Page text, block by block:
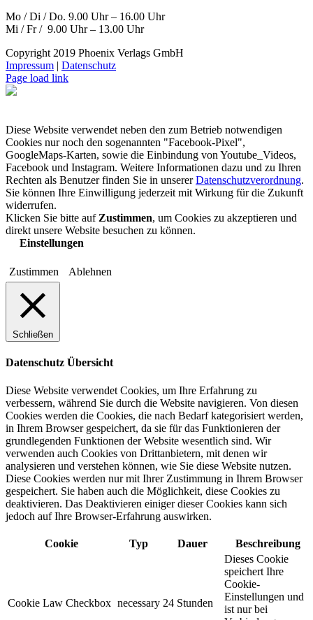
Mo / Di / Do. 9.00 Uhr – 16.00 Uhr
Mi / Fr / 9.00 Uhr – 13.00 Uhr
Copyright 2019 Phoenix Verlags GmbH
Impressum | Datenschutz
Page load link
Diese Website verwendet neben den zum Betrieb notwendigen
Cookies nur noch den sogenannten "Facebook-Pixel",
GoogleMaps-Karten, sowie die Einbindung von Youtube_Videos,
Facebook und Instagram. Weitere Informationen dazu und zu Ihren
Rechten als Benutzer finden Sie in unsererDatenschutzverordnung.
Sie können Ihre Einwilligung jederzeit mit Wirkung für die Zukunft
widerrufen.
Klicken Sie bitte auf Zustimmen, um Cookies zu akzeptieren und
direkt unsere Website besuchen zu können.
Einstellungen
Zustimmen Ablehnen
Schließen
Datenschutz Übersicht
Diese Website verwendet Cookies, um Ihre Erfahrung zu
verbessern, während Sie durch die Website navigieren. Von diesen
Cookies werden die Cookies, die nach Bedarf kategorisiert werden,
in Ihrem Browser gespeichert, da sie für das Funktionieren der
grundlegenden Funktionen der Website wesentlich sind. Wir
verwenden auch Cookies von Drittanbietern, mit denen wir
analysieren und verstehen können, wie Sie diese Website nutzen.
Diese Cookies werden nur mit Ihrer Zustimmung in Ihrem Browser
gespeichert. Sie haben auch die Möglichkeit, diese Cookies zu
deaktivieren. Das Deaktivieren einiger dieser Cookies kann sich
jedoch auf Ihre Browser-Erfahrung auswirken.
Cookie Typ Dauer Beschreibung
Cookie Law Checkbox necessary 24 Stunden
Dieses Cookie
speichert Ihre
Cookie-
Einstellungen und
ist nur bei